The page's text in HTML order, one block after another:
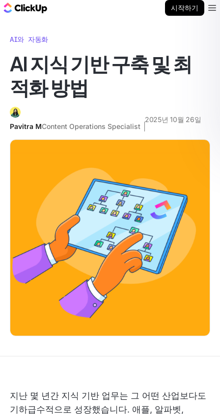
시작하기
AI와 자동화
AI 지식 기반 구축 및 최
적화 방법
Pavitra MContent Operations Specialist
2025년 10월 26일
지난 몇 년간 지식 기반 업무는 그 어떤 산업보다도
기하급수적으로 성장했습니다. 애플, 알파벳,